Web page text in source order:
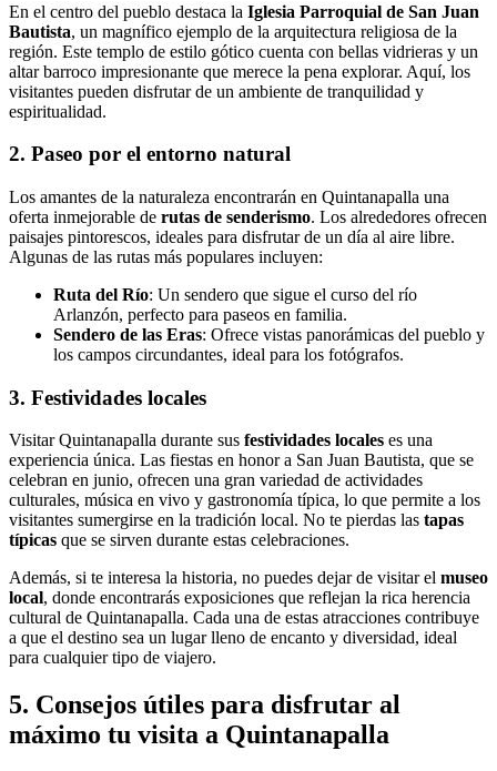
En el centro del pueblo destaca la Iglesia Parroquial de San Juan
Bautista, un magnífico ejemplo de la arquitectura religiosa de la
región. Este templo de estilo gótico cuenta con bellas vidrieras y un
altar barroco impresionante que merece la pena explorar. Aquí, los
visitantes pueden disfrutar de un ambiente de tranquilidad y
espiritualidad.
2. Paseo por el entorno natural
Los amantes de la naturaleza encontrarán en Quintanapalla una
oferta inmejorable de rutas de senderismo. Los alrededores ofrecen
paisajes pintorescos, ideales para disfrutar de un día al aire libre.
Algunas de las rutas más populares incluyen:
Ruta del Río: Un sendero que sigue el curso del río
Arlanzón, perfecto para paseos en familia.
Sendero de las Eras: Ofrece vistas panorámicas del pueblo y
los campos circundantes, ideal para los fotógrafos.
3. Festividades locales
Visitar Quintanapalla durante sus festividades locales es una
experiencia única. Las fiestas en honor a San Juan Bautista, que se
celebran en junio, ofrecen una gran variedad de actividades
culturales, música en vivo y gastronomía típica, lo que permite a los
visitantes sumergirse en la tradición local. No te pierdas las tapas
típicas que se sirven durante estas celebraciones.
Además, si te interesa la historia, no puedes dejar de visitar el museo
local, donde encontrarás exposiciones que reflejan la rica herencia
cultural de Quintanapalla. Cada una de estas atracciones contribuye
a que el destino sea un lugar lleno de encanto y diversidad, ideal
para cualquier tipo de viajero.
5. Consejos útiles para disfrutar al
máximo tu visita a Quintanapalla